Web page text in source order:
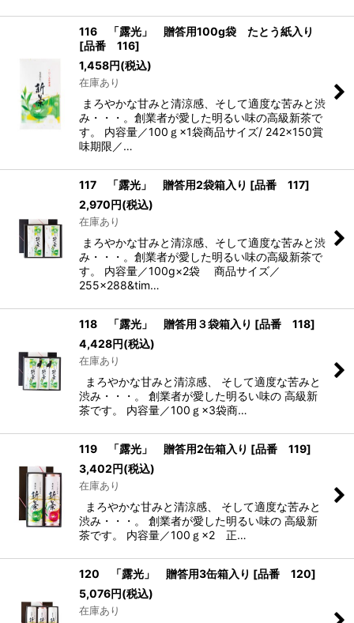
116 「露光」 贈答用100g袋 たとう紙入り
[品番 116]
1,458円(税込)
在庫あり
まろやかな甘みと清涼感、そして適度な苦みと渋
み・・・。創業者が愛した明るい味の高級新茶で
す。 内容量／100ｇ×1袋商品サイズ/ 242×150賞
味期限／…
117 「露光」 贈答用2袋箱入り [品番 117]
2,970円(税込)
在庫あり
まろやかな甘みと清涼感、そして適度な苦みと渋
み・・・。創業者が愛した明るい味の高級新茶で
す。 内容量／100g×2袋 商品サイズ／
255×288&tim…
118 「露光」 贈答用３袋箱入り [品番 118]
4,428円(税込)
在庫あり
まろやかな甘みと清涼感、 そして適度な苦みと
渋み・・・。 創業者が愛した明るい味の 高級新
茶です。 内容量／100ｇ×3袋商…
119 「露光」 贈答用2缶箱入り [品番 119]
3,402円(税込)
在庫あり
まろやかな甘みと清涼感、 そして適度な苦みと
渋み・・・。 創業者が愛した明るい味の 高級新
茶です。 内容量／100ｇ×2 正…
120 「露光」 贈答用3缶箱入り [品番 120]
5,076円(税込)
在庫あり